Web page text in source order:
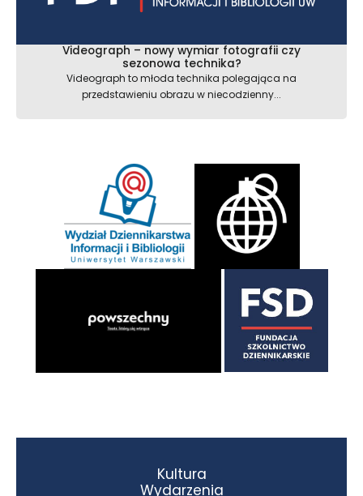
Videograph – nowy wymiar fotografii czy
sezonowa technika?
Videograph to młoda technika polegająca na
przedstawieniu obrazu w niecodzienny...
Kultura
Wydarzenia